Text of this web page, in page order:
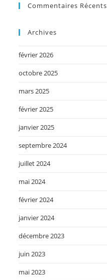
Commentaires Récents
Archives
février 2026
octobre 2025
mars 2025
février 2025
janvier 2025
septembre 2024
juillet 2024
mai 2024
février 2024
janvier 2024
décembre 2023
juin 2023
mai 2023